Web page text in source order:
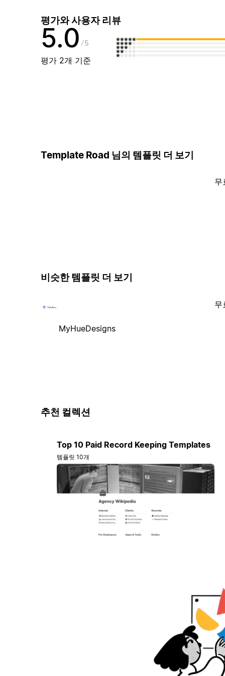
평가와 사용자 리뷰
5.0 5
평가 2개 기준
Template Road 님의 템플릿 더 보기
무
비슷한 템플릿 더 보기
MyHueDesigns
무
추천 컬렉션
Top 10 Paid Record Keeping Templates
템플릿 10개